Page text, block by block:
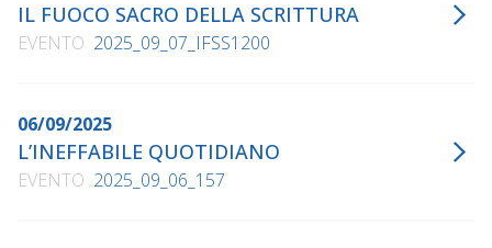
IL FUOCO SACRO DELLA SCRITTURA
EVENTO 2025_09_07_IFSS1200
06/09/2025
L’INEFFABILE QUOTIDIANO
EVENTO 2025_09_06_157